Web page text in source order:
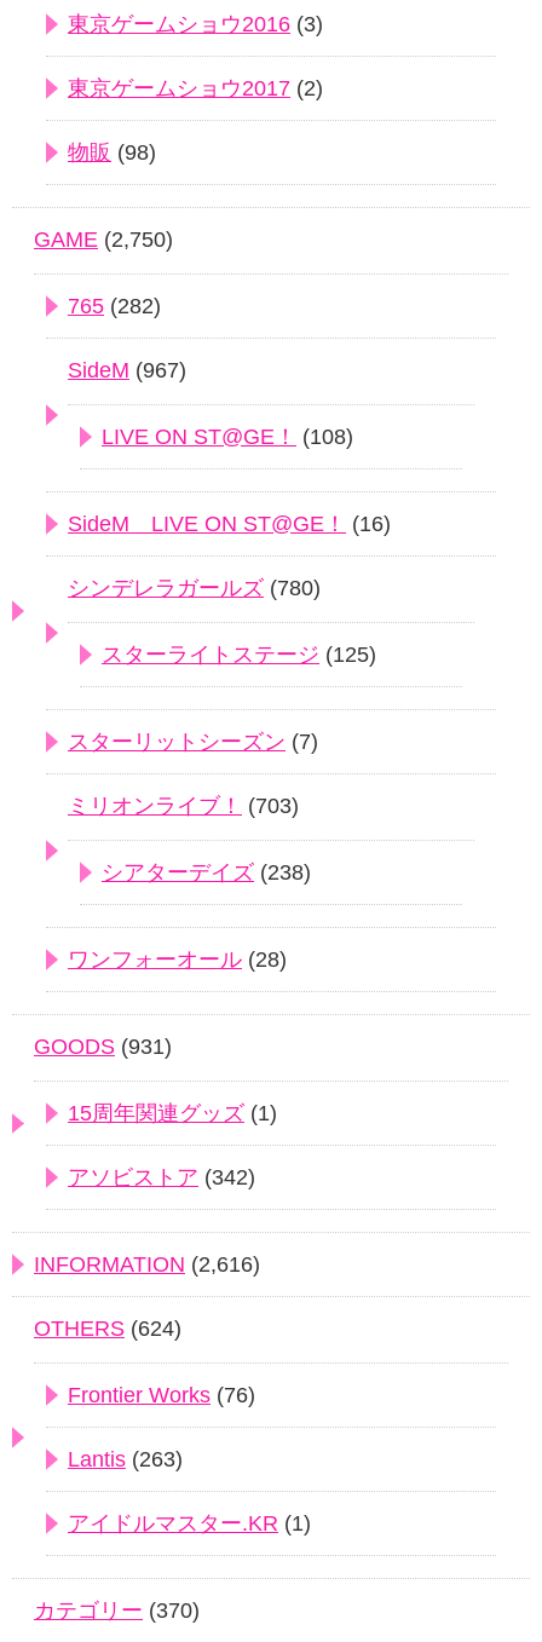
東京ゲームショウ2016 (3)
東京ゲームショウ2017 (2)
物販 (98)
GAME (2,750)
765 (282)
SideM (967)
LIVE ON ST@GE！ (108)
SideM LIVE ON ST@GE！ (16)
シンデレラガールズ (780)
スターライトステージ (125)
スターリットシーズン (7)
ミリオンライブ！ (703)
シアターデイズ (238)
ワンフォーオール (28)
GOODS (931)
15周年関連グッズ (1)
アソビストア (342)
INFORMATION (2,616)
OTHERS (624)
Frontier Works (76)
Lantis (263)
アイドルマスター.KR (1)
カテゴリー (370)